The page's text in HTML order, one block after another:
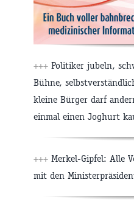
+++ Politiker jubeln,
Bühne,
kleine Bürger darf
einmal einen Joghurt
+++ Merkel-Gipfel: Alle
mit den